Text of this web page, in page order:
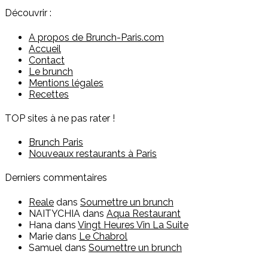
Découvrir :
A propos de Brunch-Paris.com
Accueil
Contact
Le brunch
Mentions légales
Recettes
TOP sites à ne pas rater !
Brunch Paris
Nouveaux restaurants à Paris
Derniers commentaires
Reale dans Soumettre un brunch
NAITYCHIA dans Aqua Restaurant
Hana dans Vingt Heures Vin La Suite
Marie dans Le Chabrol
Samuel dans Soumettre un brunch